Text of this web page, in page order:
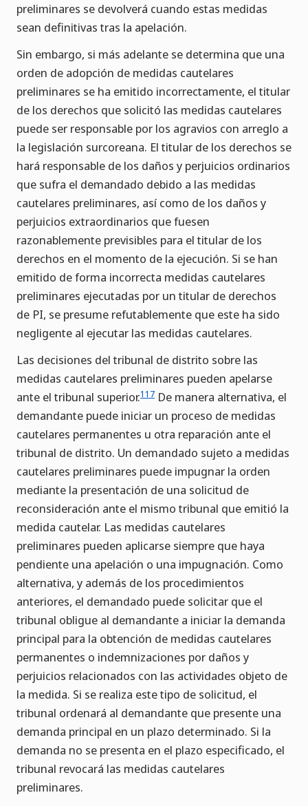
preliminares se devolverá cuando estas medidas
sean definitivas tras la apelación.
Sin embargo, si más adelante se determina que una
orden de adopción de medidas cautelares
preliminares se ha emitido incorrectamente, el titular
de los derechos que solicitó las medidas cautelares
puede ser responsable por los agravios con arreglo a
la legislación surcoreana. El titular de los derechos se
hará responsable de los daños y perjuicios ordinarios
que sufra el demandado debido a las medidas
cautelares preliminares, así como de los daños y
perjuicios extraordinarios que fuesen
razonablemente previsibles para el titular de los
derechos en el momento de la ejecución. Si se han
emitido de forma incorrecta medidas cautelares
preliminares ejecutadas por un titular de derechos
de PI, se presume refutablemente que este ha sido
negligente al ejecutar las medidas cautelares.
Las decisiones del tribunal de distrito sobre las
medidas cautelares preliminares pueden apelarse
ante el tribunal superior.117 De manera alternativa, el
demandante puede iniciar un proceso de medidas
cautelares permanentes u otra reparación ante el
tribunal de distrito. Un demandado sujeto a medidas
cautelares preliminares puede impugnar la orden
mediante la presentación de una solicitud de
reconsideración ante el mismo tribunal que emitió la
medida cautelar. Las medidas cautelares
preliminares pueden aplicarse siempre que haya
pendiente una apelación o una impugnación. Como
alternativa, y además de los procedimientos
anteriores, el demandado puede solicitar que el
tribunal obligue al demandante a iniciar la demanda
principal para la obtención de medidas cautelares
permanentes o indemnizaciones por daños y
perjuicios relacionados con las actividades objeto de
la medida. Si se realiza este tipo de solicitud, el
tribunal ordenará al demandante que presente una
demanda principal en un plazo determinado. Si la
demanda no se presenta en el plazo especificado, el
tribunal revocará las medidas cautelares
preliminares.